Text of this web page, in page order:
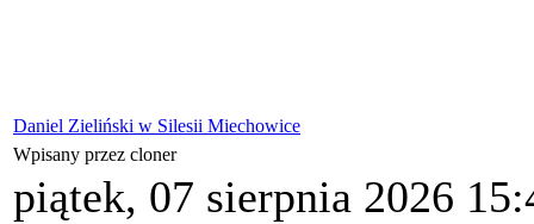
Daniel Zieliński w Silesii Miechowice
Wpisany przez cloner
piątek, 07 sierpnia 2026